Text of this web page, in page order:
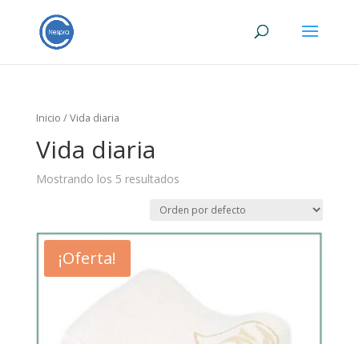
Inicio / Vida diaria
Vida diaria
Mostrando los 5 resultados
¡Oferta!